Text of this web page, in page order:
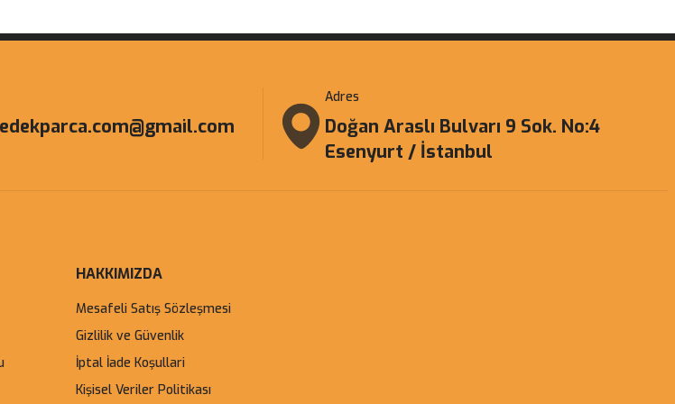
Adres
Doğan Araslı Bulvarı 9 Sok. No:4
Esenyurt / İstanbul
HAKKIMIZDA
Mesafeli Satış Sözleşmesi
Gizlilik ve Güvenlik
İptal İade Koşullari
Kişisel Veriler Politikası